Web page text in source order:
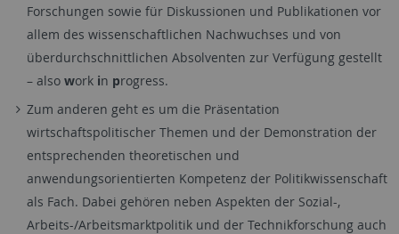
Forschungen sowie für Diskussionen und Publikationen vor
allem des wissenschaftlichen Nachwuchses und von
überdurchschnittlichen Absolventen zur Verfügung gestellt
– alsowork in progress.
Zum anderen geht es um die Präsentation
wirtschaftspolitischer Themen und der Demonstration der
entsprechenden theoretischen und
anwendungsorientierten Kompetenz der Politikwissenschaft
als Fach. Dabei gehören neben Aspekten der Sozial-,
Arbeits-/Arbeitsmarktpolitik und der Technikforschung auch